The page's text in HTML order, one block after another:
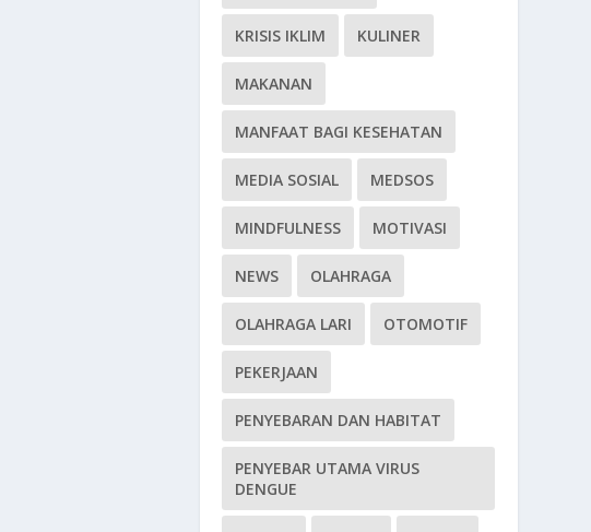
KRISIS IKLIM KULINER
MAKANAN
MANFAAT BAGI KESEHATAN
MEDIA SOSIAL MEDSOS
MINDFULNESS MOTIVASI
NEWS OLAHRAGA
OLAHRAGA LARI OTOMOTIF
PEKERJAAN
PENYEBARAN DAN HABITAT
PENYEBAR UTAMA VIRUS
DENGUE